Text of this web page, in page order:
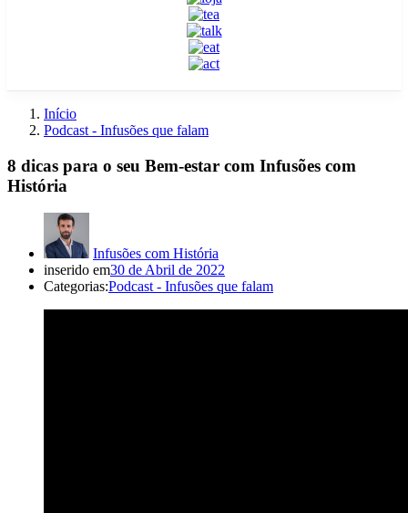
Início
Podcast - Infusões que falam
8 dicas para o seu Bem-estar com Infusões com
História
Infusões com História
inserido em30 de Abril de 2022
Categorias:Podcast - Infusões que falam